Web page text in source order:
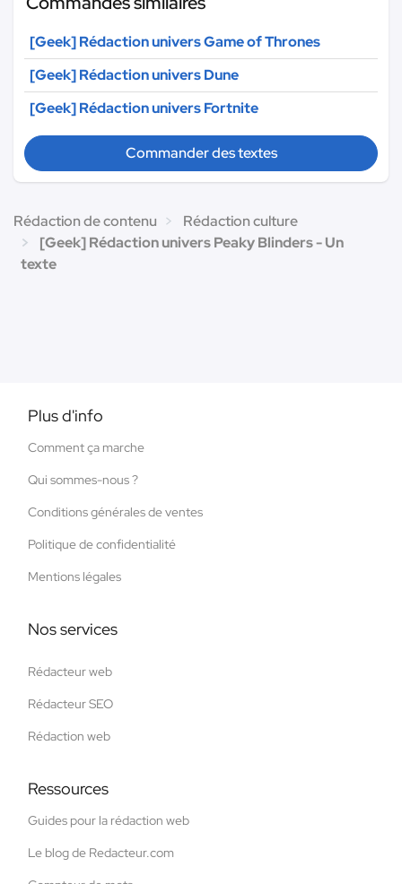
[Geek] Rédaction univers Game of Thrones
[Geek] Rédaction univers Dune
[Geek] Rédaction univers Fortnite
Commander des textes
Rédaction de contenu
Rédaction culture
[Geek] Rédaction univers Peaky Blinders - Un
texte
Plus d'info
Comment ça marche
Qui sommes-nous ?
Conditions générales de ventes
Politique de confidentialité
Mentions légales
Nos services
Rédacteur web
Rédacteur SEO
Rédaction web
Ressources
Guides pour la rédaction web
Le blog de Redacteur.com